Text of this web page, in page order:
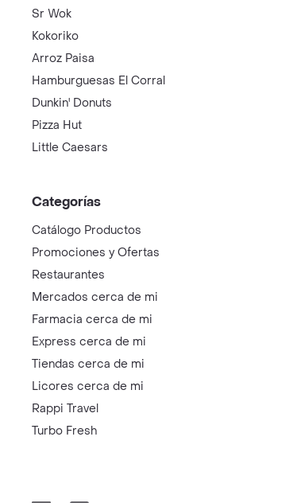
Sr Wok
Kokoriko
Arroz Paisa
Hamburguesas El Corral
Dunkin' Donuts
Pizza Hut
Little Caesars
Categorías
Catálogo Productos
Promociones y Ofertas
Restaurantes
Mercados cerca de mi
Farmacia cerca de mi
Express cerca de mi
Tiendas cerca de mi
Licores cerca de mi
Rappi Travel
Turbo Fresh